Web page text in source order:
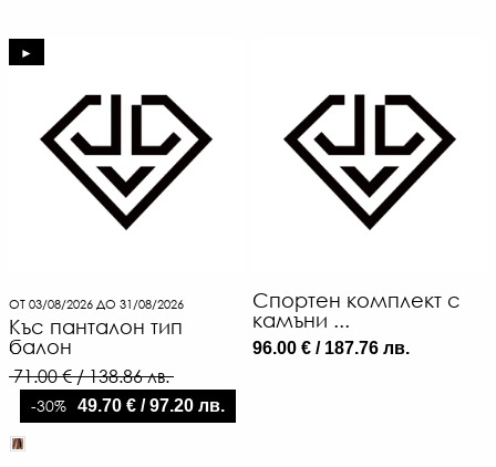
►
ОТ 03/08/2026 ДО 31/08/2026
Къс панталон тип
балон
71.00 € / 138.86 лв.
-30% 49.70 € / 97.20 лв.
Спортен комплект с
камъни ...
96.00 € / 187.76 лв.